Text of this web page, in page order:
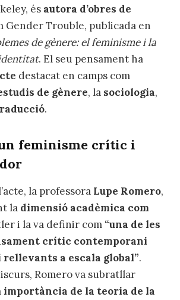
és autora d’obres de
Gender Trouble, publicada en
de gènere: el feminisme i la
. El seu pensament ha
destacat en camps com
de gènere, la sociologia,
.
feminisme crític i
la professora Lupe Romero,
la dimensió acadèmica com
i la va definir com “una de les
crític contemporani
a escala global”.
Romero va subratllar
importància de la teoria de la